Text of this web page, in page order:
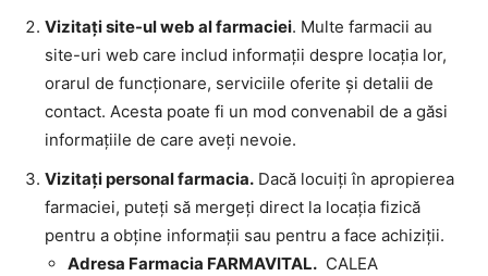
Vizitați site-ul web al farmaciei. Multe farmacii au
site-uri web care includ informații despre locația lor,
orarul de funcționare, serviciile oferite și detalii de
contact. Acesta poate fi un mod convenabil de a găsi
informațiile de care aveți nevoie.
Vizitați personal farmacia. Dacă locuiți în apropierea
farmaciei, puteți să mergeți direct la locația fizică
pentru a obține informații sau pentru a face achiziții.
Adresa Farmacia FARMAVITAL. CALEA